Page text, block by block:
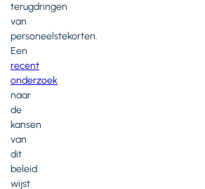
terugdringen
van
personeelstekorten.
Een
recent
onderzoek
naar
de
kansen
van
dit
beleid
wijst